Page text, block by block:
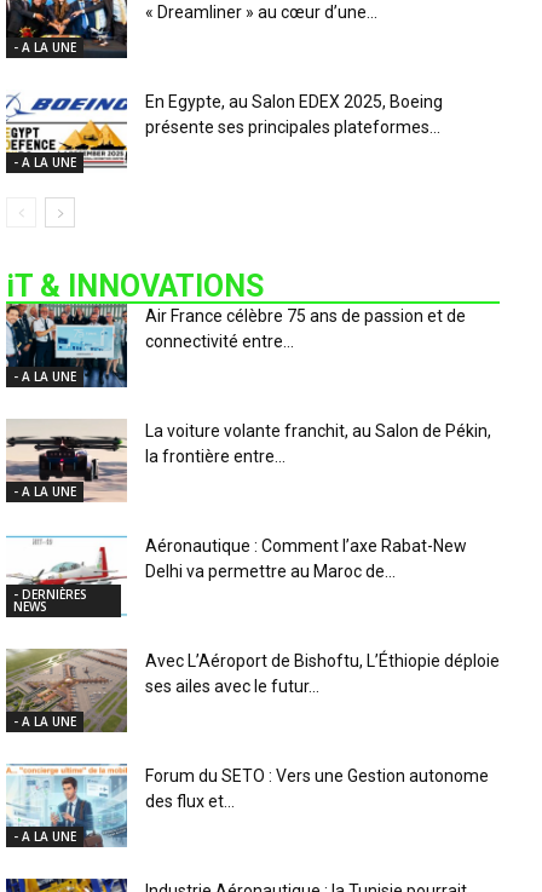
- A LA UNE
« Dreamliner » au cœur d’une...
- A LA UNE
En Egypte, au Salon EDEX 2025, Boeing
présente ses principales plateformes...
iT & INNOVATIONS
- A LA UNE
Air France célèbre 75 ans de passion et de
connectivité entre...
- A LA UNE
La voiture volante franchit, au Salon de Pékin,
la frontière entre...
- DERNIÈRES
NEWS
Aéronautique : Comment l’axe Rabat-New
Delhi va permettre au Maroc de...
- A LA UNE
Avec L’Aéroport de Bishoftu, L’Éthiopie déploie
ses ailes avec le futur...
- A LA UNE
Forum du SETO : Vers une Gestion autonome
des flux et...